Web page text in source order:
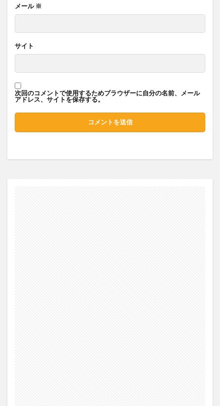
メール ※
サイト
次回のコメントで使用するためブラウザーに自分の名前、メール
アドレス、サイトを保存する。